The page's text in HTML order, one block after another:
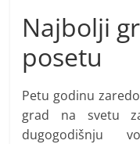
Najbolji
posetu
Petu godinu
grad na svetu
dugogodišnju